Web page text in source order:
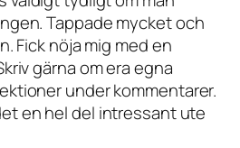
Tappade mycket och
Fick nöja mig med en
gärna om era egna
under kommentarer.
en hel del intressant ute